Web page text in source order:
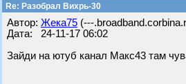
Re: Разобрал Вихрь-30
Автор: Жека75 (---
Дата: 24-11-17 06:02
Зайди на ютуб канал Макс43 там